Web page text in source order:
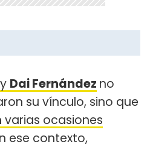
y Dai Fernández no
su vínculo, sino que
varias ocasiones
ese contexto,